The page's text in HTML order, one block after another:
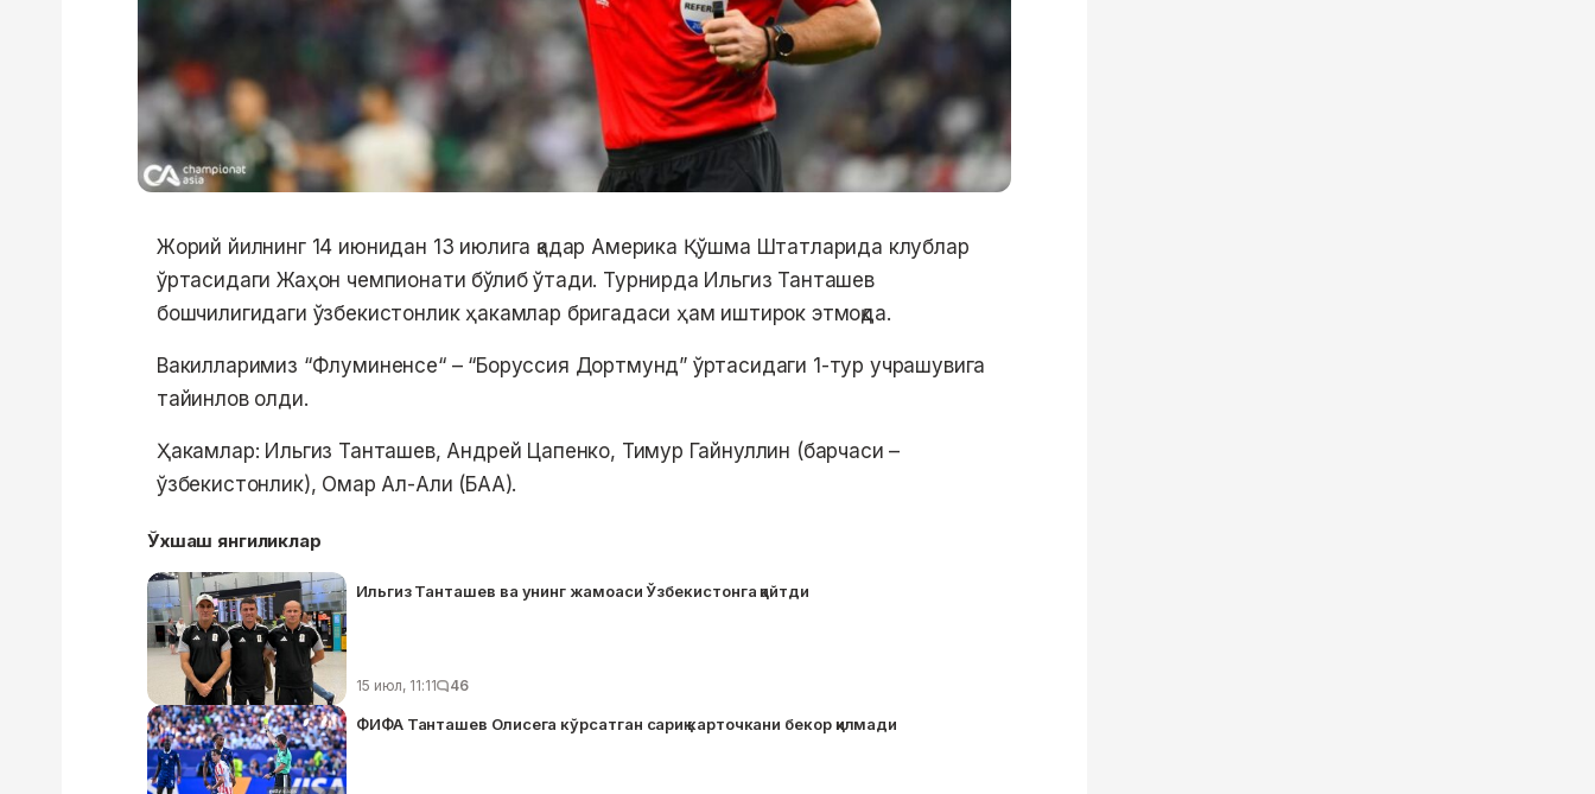
Жорий йилнинг 14 июнидан 13 июлига қадар Америка Қўшма Штатларида клублар
ўртасидаги Жаҳон чемпионати бўлиб ўтади. Турнирда Ильгиз Танташев
бошчилигидаги ўзбекистонлик ҳакамлар бригадаси ҳам иштирок этмоқда.
Вакилларимиз “Флуминенсе“ – “Боруссия Дортмунд” ўртасидаги 1-тур учрашувига
тайинлов олди.
Ҳакамлар: Ильгиз Танташев, Андрей Цапенко, Тимур Гайнуллин (барчаси –
ўзбекистонлик), Омар Ал-Али (БАА).
Ўхшаш янгиликлар
Ильгиз Танташев ва унинг жамоаси Ўзбекистонга қайтди
15 июл, 11:11 46
ФИФА Танташев Олисега кўрсатган сариқ карточкани бекор қилмади